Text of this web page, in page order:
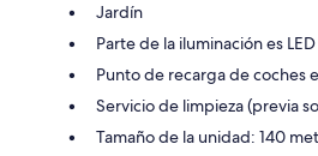
Jardín
Parte de la iluminación es LED
Punto de recarga de coches
Servicio de limpieza (previa
Tamaño de la unidad: 140